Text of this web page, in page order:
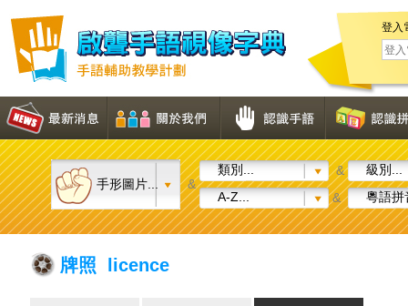
登入
手形圖片... &
類別... &
級別...
A-Z...
& 粵語拼
牌照 licence